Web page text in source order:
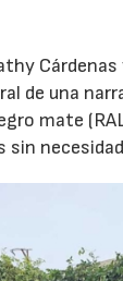
de una
mate